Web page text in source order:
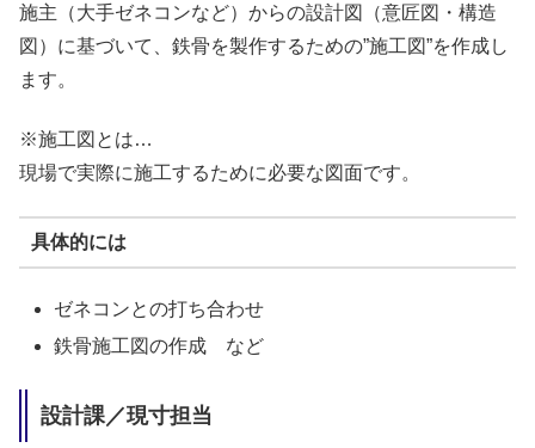
施主（大手ゼネコンなど）からの設計図（意匠図・構造
図）に基づいて、鉄骨を製作するための”施工図”を作成し
ます。
※施工図とは…
現場で実際に施工するために必要な図面です。
具体的には
ゼネコンとの打ち合わせ
鉄骨施工図の作成 など
設計課／現寸担当